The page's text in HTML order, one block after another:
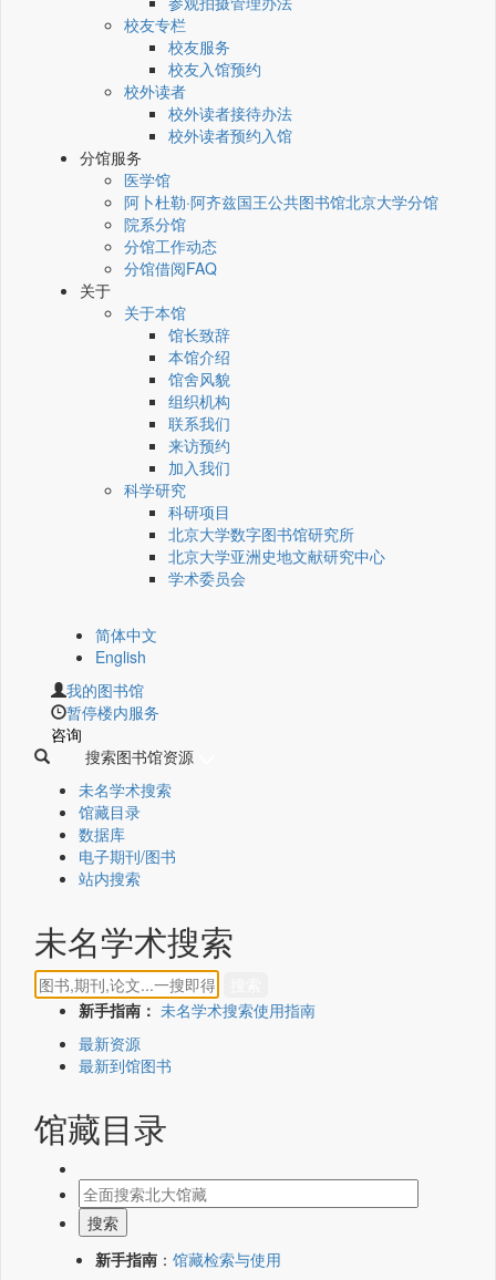
校友专栏
校友服务
校友入馆预约
校外读者
校外读者接待办法
校外读者预约入馆
分馆服务
医学馆
阿卜杜勒·阿齐兹国王公共图书馆北京大学分馆
院系分馆
分馆工作动态
分馆借阅FAQ
关于
关于本馆
馆长致辞
本馆介绍
馆舍风貌
组织机构
联系我们
来访预约
加入我们
科学研究
科研项目
北京大学数字图书馆研究所
北京大学亚洲史地文献研究中心
学术委员会
简体中文
English
我的图书馆
暂停楼内服务
咨询
搜索图书馆资源
未名学术搜索
馆藏目录
数据库
电子期刊/图书
站内搜索
未名学术搜索
新手指南： 未名学术搜索使用指南
最新资源
最新到馆图书
馆藏目录
新手指南 ： 馆藏检索与使用